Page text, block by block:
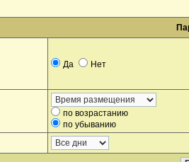
Да Нет
по возрастанию
по убыванию